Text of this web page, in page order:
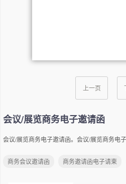
上一页
会议/展览商务电子邀请函
商务会议邀请函 商务邀请函电子请柬